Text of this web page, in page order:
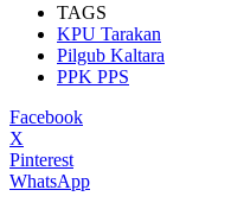
TAGS
KPU Tarakan
Pilgub Kaltara
PPK PPS
Facebook
X
Pinterest
WhatsApp